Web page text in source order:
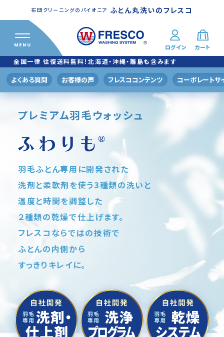
布団クリーニングのパイオニア ふとん丸洗いのフレスコ
MENU ログイン カート
全国一律 往復送料無料！北海道・沖縄・離島も含みます
クリーニングメニュー
プレミアムプラン
羽毛ふとんふわりも®
スタンダードプラン
掛けふとんコース
バリュープラン
おトク！160
おトク！200
至高の羽毛ふとん丸洗い
羽毛ロイヤルコース
フレスコのふとん丸洗い
クリーニングについて
よくある質問 お客様の声 フレスココンテンツ コーポレートサ
プレミアム羽毛ウォッシュ
羽毛ふとん専用に開発された
洗剤と柔軟剤を使う3種類の洗いと
温度と時間を調整した
２種類の乾燥で仕上げます。
フレスコならではの技術で
ふとんの内側から
すっきりキレイに。
半年に一度の布団クリーニングで